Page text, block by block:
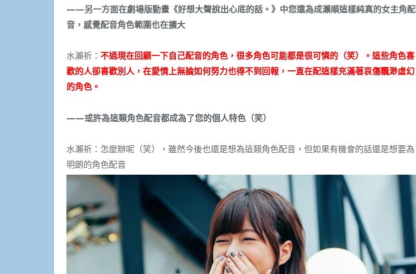
——另一方面在劇場版動畫《好想大聲說出心底的話。》中您還為成瀨順這樣純真的女主角配
音，感覺配音角色範圍也在擴大
水瀨祈： 不過現在回顧一下自己配音的角色，很多角色可能都是很可憐的（笑）。這些角色喜
歡的人卻喜歡別人，在愛情上無論如何努力也得不到回報，一直在配這樣充滿著哀傷飄渺虛幻
的角色。
——或許為這類角色配音都成為了您的個人特色（笑）
水瀨祈：怎麼辦呢（笑），雖然今後也還是想為這類角色配音，但如果有機會的話還是想要為
明朗的角色配音